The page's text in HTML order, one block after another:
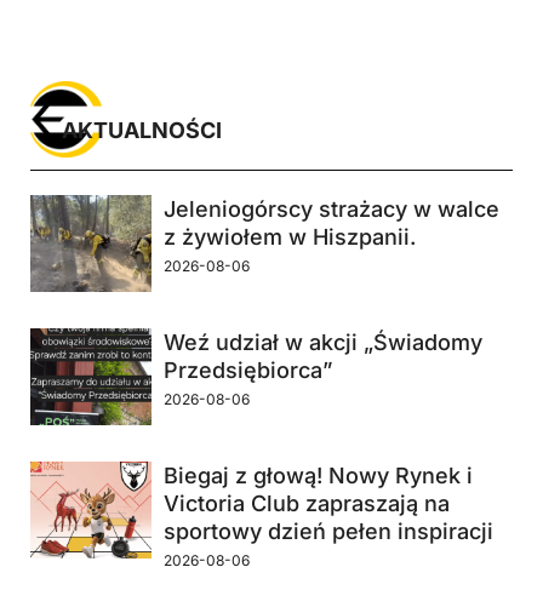
Jeleniogórscy strażacy w walce
z żywiołem w Hiszpanii.
2026-08-06
Weź udział w akcji „Świadomy
Przedsiębiorca”
2026-08-06
Biegaj z głową! Nowy Rynek i
Victoria Club zapraszają na
sportowy dzień pełen inspiracji
2026-08-06
AKTUALNOŚCI